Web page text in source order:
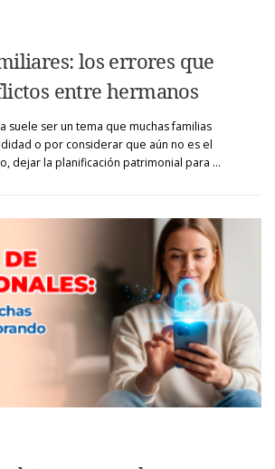
los errores que
entre hermanos
suele ser un tema que muchas familias
o por considerar que aún no es el
dejar la planificación patrimonial para …